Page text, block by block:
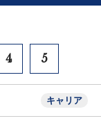
4 5
キャリア